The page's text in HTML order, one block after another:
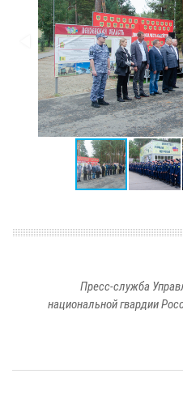
Пресс-служба
национальной гвардии